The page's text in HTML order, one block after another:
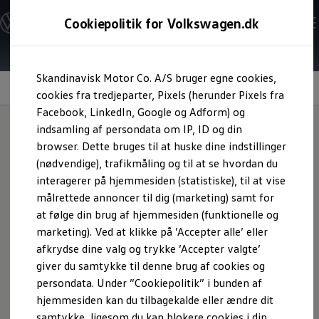
Cookiepolitik for Volkswagen.dk
Skandinavisk Motor Co. A/S bruger egne cookies,
cookies fra tredjeparter, Pixels (herunder Pixels fra
Facebook, LinkedIn, Google og Adform) og
indsamling af persondata om IP, ID og din
browser. Dette bruges til at huske dine indstillinger
(nødvendige), trafikmåling og til at se hvordan du
interagerer på hjemmesiden (statistiske), til at vise
målrettede annoncer til dig (marketing) samt for
at følge din brug af hjemmesiden (funktionelle og
marketing). Ved at klikke på ’Accepter alle’ eller
afkrydse dine valg og trykke ’Accepter valgte’
giver du samtykke til denne brug af cookies og
persondata. Under ”Cookiepolitik” i bunden af
hjemmesiden kan du tilbagekalde eller ændre dit
hovedindhold
footer
Modeller og konfigurator
Byg din Volkswagen
Alle modeller
Kend din Volkswagen
Erhvervsbiler
Værktøjskassen
ConnectedFleet
Service
California on Tour app
Elektriske biler
Elbiler
ID. Polo
ID. Cross
ID.3 Neo
ID.4
ID.5
ID.7
ID.7 Tourer
ID. Buzz
Konceptbiler
ID. EVERY1
ID. 2all & ID. GTI
Centerairbag
Fordi sikkerheder for
alle